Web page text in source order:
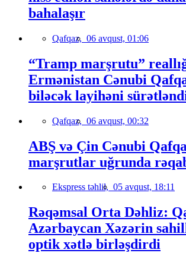
bahalaşır
Qafqaz, 06 avqust, 01:06
“Tramp marşrutu”
Ermənistan Cənubi
biləcək layihəni
Qafqaz, 06 avqust, 00:32
ABŞ və Çin Cənubi
marşrutlar uğrunda
Ekspress təhlil, 05 avqust, 18:11
Rəqəmsal Orta Dəhliz:
Azərbaycan Xəzərin
optik xətlə birləşdirdi